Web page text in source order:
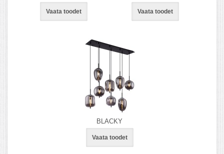
Vaata toodet Vaata toodet
BLACKY
Vaata toodet